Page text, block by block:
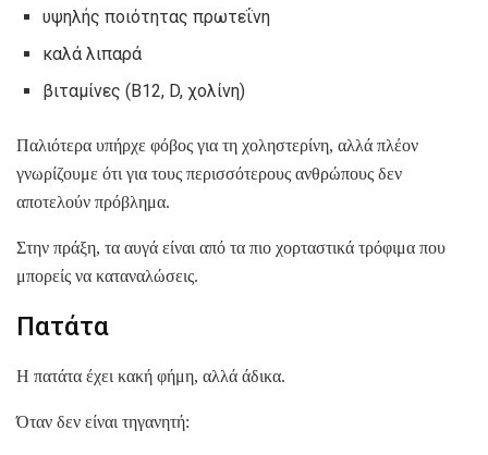
υψηλής ποιότητας πρωτεΐνη
καλά λιπαρά
βιταμίνες (B12, D, χολίνη)
Παλιότερα υπήρχε φόβος για τη χοληστερίνη, αλλά πλέον
γνωρίζουμε ότι για τους περισσότερους ανθρώπους δεν
αποτελούν πρόβλημα.
Στην πράξη, τα αυγά είναι από τα πιο χορταστικά τρόφιμα που
μπορείς να καταναλώσεις.
Πατάτα
Η πατάτα έχει κακή φήμη, αλλά άδικα.
Όταν δεν είναι τηγανητή: